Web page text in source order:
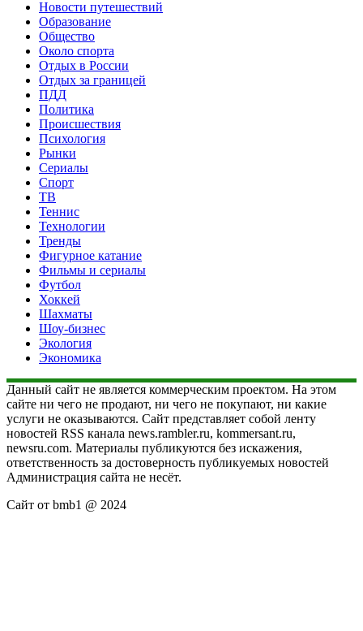
Новости путешествий
Образование
Общество
Около спорта
Отдых в России
Отдых за границей
ПДД
Политика
Происшествия
Психология
Рынки
Сериалы
Спорт
ТВ
Теннис
Технологии
Тренды
Фигурное катание
Фильмы и сериалы
Футбол
Хоккей
Шахматы
Шоу-бизнес
Экология
Экономика
Данный сайт не является коммерческим проектом. На этом
сайте ни чего не продают, ни чего не покупают, ни какие
услуги не оказываются. Сайт представляет собой ленту
новостей RSS канала news.rambler.ru, kommersant.ru,
newsru.com. Материалы публикуются без искажения,
ответственность за достоверность публикуемых новостей
Администрация сайта не несёт.
Сайт от bmb1 @ 2024